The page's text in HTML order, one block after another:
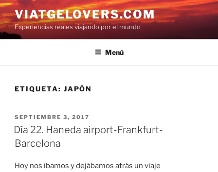
Saltar
al
contenido
VIATGELOVERS.COM
Experiencias reales viajando por el mundo
Menú
ETIQUETA: JAPÓN
PUBLICADO
EL
SEPTIEMBRE 3, 2017
Día 22. Haneda airport-Frankfurt-
Barcelona
Hoy nos íbamos y dejábamos atrás un viaje